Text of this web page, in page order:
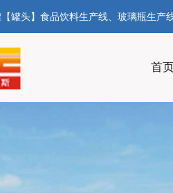
罐头】食品饮料生产线、玻璃瓶生
首